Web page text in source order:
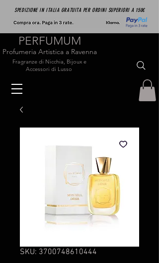
PERFUMUM
Profumeria Artistica a Ravenna
Fragranze di Nicchia, Bijoux e
Accessori di Lusso
SPEDIZIONE IN ITALIA GRATUITA PER ORDINI SUPERIORI A 150€
SKU: 3700748610444